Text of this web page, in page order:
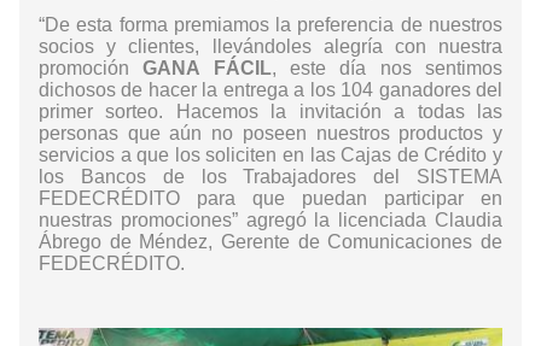
“De esta forma premiamos la preferencia de nuestros
socios y clientes, llevándoles alegría con nuestra
promociónGANA FÁCIL, este día nos sentimos
dichosos de hacer la entrega a los 104 ganadores del
primer sorteo. Hacemos la invitación a todas las
personas que aún no poseen nuestros productos y
servicios a que los soliciten en las Cajas de Crédito y
los Bancos de los Trabajadores del SISTEMA
FEDECRÉDITO para que puedan participar en
nuestras promociones” agregó la licenciada Claudia
Ábrego de Méndez, Gerente de Comunicaciones de
FEDECRÉDITO.